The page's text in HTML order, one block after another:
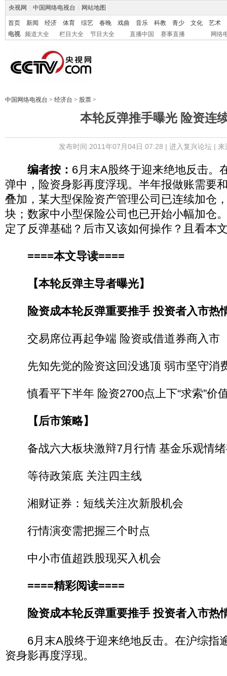
央视网 中国网络电视台 网站地图
首页 新闻 经济 体育 综艺 春晚 戏曲 音乐 科教 青少 文化
艺术
电视
频道大全 栏目大全 节目大全 直播中国 赛事直播 网络
中国网络电视台 > 经济台 > 股票 >
本轮反弹推手曝光 险资连
发布时间:2011年07月04日 07:28 | 进入复兴论坛| 来
编者按： 6月末A股终于迎来绝地反击。
弹中，险资身影再度浮现。半年报做账需要
叠加，某大型保险资产管理公司已连续加仓
块；数家中小型保险公司也已开始小幅加仓
定了反弹基础？后市又该如何操作？且看本
====本文导读====
【本轮反弹主导者曝光】
险资成本轮反弹重要推手 投资者入市热
交易席位再起争端 险资或借道券商入市
先知先觉的险资这回没逃顶 弱市坚守消
慎看平下半年 险资2700点上下“求索”价
【后市策略】
备战六大板块激辩7月行情 基金乐观情绪
等待政策底 关注四主线
湘财证券：短线关注次新股机会
行情演变需把握三个时点
中小市值超跌股现买入机会
====精彩阅读====
险资成本轮反弹重要推手 投资者入市热
6月末A股终于迎来绝地反击。在沪综指
资身影再度浮现。